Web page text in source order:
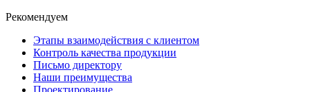
Рекомендуем
Этапы взаимодействия с клиентом
Контроль качества продукции
Письмо директору
Наши преимущества
Проектирование